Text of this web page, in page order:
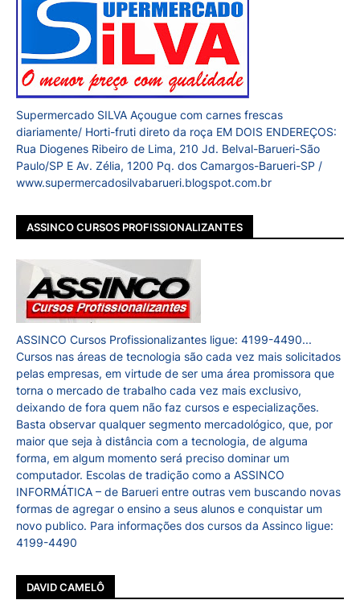
Supermercado SILVA Açougue com carnes frescas
diariamente/ Horti-fruti direto da roça EM DOIS ENDEREÇOS:
Rua Diogenes Ribeiro de Lima, 210 Jd. Belval-Barueri-São
Paulo/SP E Av. Zélia, 1200 Pq. dos Camargos-Barueri-SP /
www.supermercadosilvabarueri.blogspot.com.br
ASSINCO CURSOS PROFISSIONALIZANTES
ASSINCO Cursos Profissionalizantes ligue: 4199-4490...
Cursos nas áreas de tecnologia são cada vez mais solicitados
pelas empresas, em virtude de ser uma área promissora que
torna o mercado de trabalho cada vez mais exclusivo,
deixando de fora quem não faz cursos e especializações.
Basta observar qualquer segmento mercadológico, que, por
maior que seja à distância com a tecnologia, de alguma
forma, em algum momento será preciso dominar um
computador. Escolas de tradição como a ASSINCO
INFORMÁTICA – de Barueri entre outras vem buscando novas
formas de agregar o ensino a seus alunos e conquistar um
novo publico. Para informações dos cursos da Assinco ligue:
4199-4490
DAVID CAMELÔ